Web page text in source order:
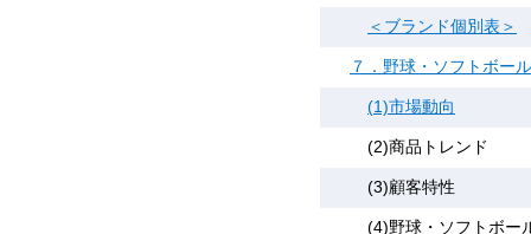
＜ブランド個別表＞
７．野球・ソフトボー
(1)市場動向
(2)商品トレンド
(3)顧客特性
(4)野球・ソフトボー